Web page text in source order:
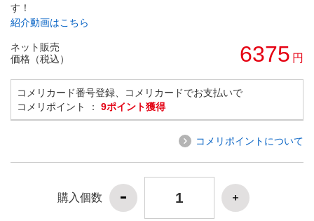
す！
紹介動画はこちら
ネット販売
価格（税込）
6375 円
コメリカード番号登録、コメリカードでお支払いで
コメリポイント ： 9ポイント獲得
コメリポイントについて
購入個数